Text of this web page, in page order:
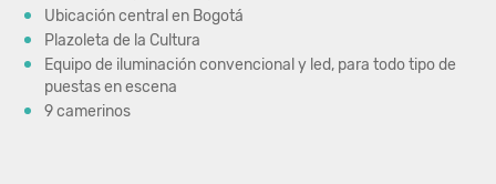
Ubicación central en Bogotá
Plazoleta de la Cultura
Equipo de iluminación convencional y led, para todo tipo de
puestas en escena
9 camerinos